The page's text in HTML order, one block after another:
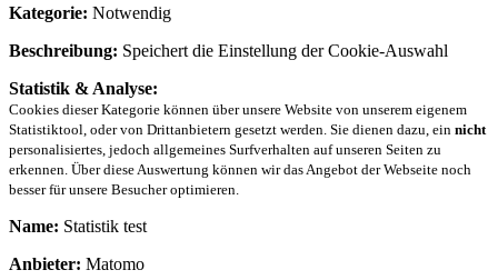
Kategorie: Notwendig
Beschreibung: Speichert die Einstellung der Cookie-Auswahl
Statistik & Analyse:
Cookies dieser Kategorie können über unsere Website von unserem eigenem
Statistiktool, oder von Drittanbietern gesetzt werden. Sie dienen dazu, ein nicht
personalisiertes, jedoch allgemeines Surfverhalten auf unseren Seiten zu
erkennen. Über diese Auswertung können wir das Angebot der Webseite noch
besser für unsere Besucher optimieren.
Name: Statistik test
Anbieter: Matomo